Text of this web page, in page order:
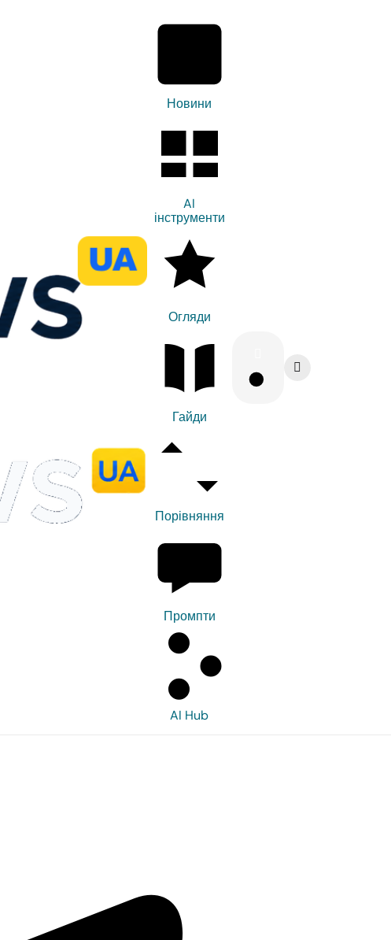
Новини
AI
інструменти
Огляди
Гайди
Порівняння
Промпти
AI Hub